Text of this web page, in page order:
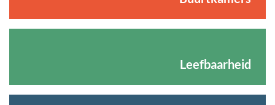
Leefbaarheid